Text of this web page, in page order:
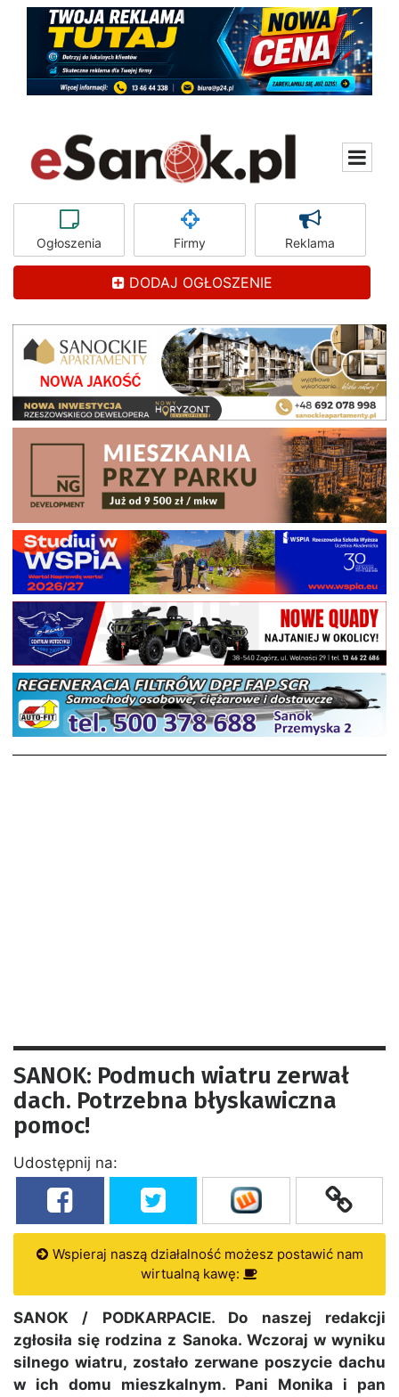
Ogłoszenia Firmy Reklama
DODAJ OGŁOSZENIE
SANOK: Podmuch wiatru zerwał
dach. Potrzebna błyskawiczna
pomoc!
Udostępnij na:
Wspieraj naszą działalność możesz postawić nam
wirtualną kawę:
SANOK / PODKARPACIE. Do naszej redakcji
zgłosiła się rodzina z Sanoka. Wczoraj w wyniku
silnego wiatru, zostało zerwane poszycie dachu
w ich domu mieszkalnym. Pani Monika i pan